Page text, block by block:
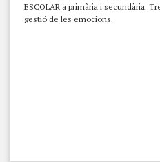
ESCOLAR a primària i secundària.
gestió de les emocions.